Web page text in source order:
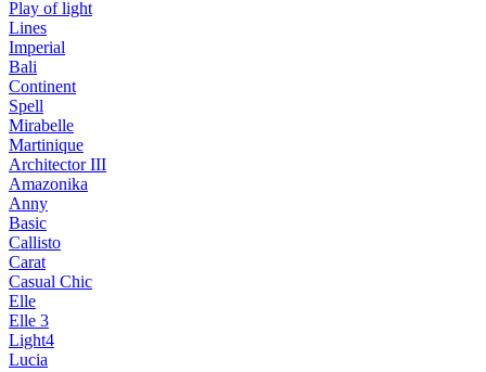
Play of light
Lines
Imperial
Bali
Continent
Spell
Mirabelle
Martinique
Architector III
Amazonika
Anny
Basic
Callisto
Carat
Casual Chic
Elle
Elle 3
Light4
Lucia